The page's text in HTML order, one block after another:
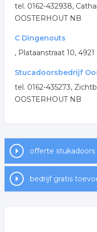
.tel. 0162-432938,
OOSTERHOUT NB
C Dingenouts
, Plataanstraat 10,
Stucadoorsbedrijf
tel. 0162-435273,
OOSTERHOUT NB
offerte
bedrijf gratis